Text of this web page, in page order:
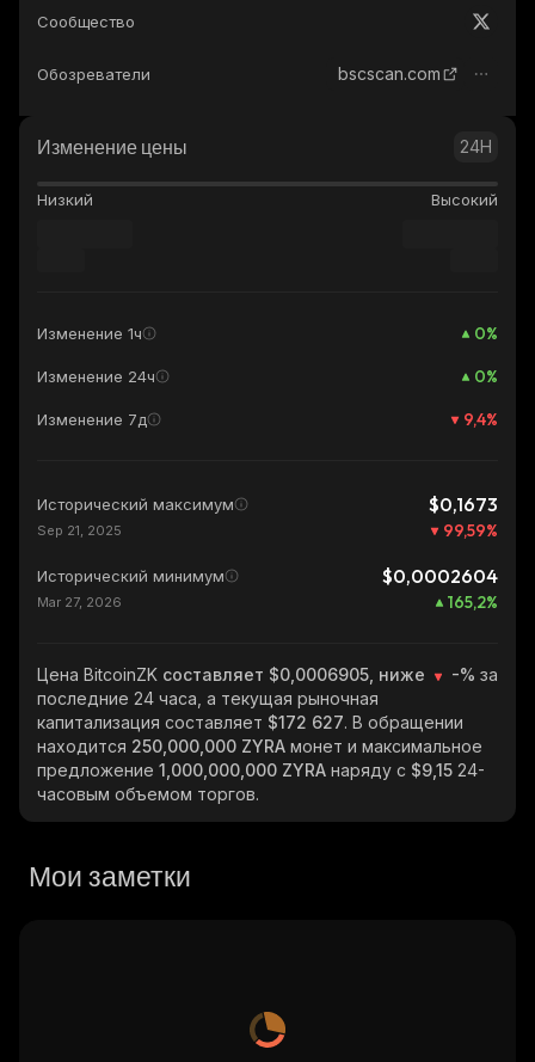
Сообщество
Обозреватели bscscan.com
Изменение цены 24H
Низкий Высокий
Изменение 1ч 0%
Изменение 24ч 0%
Изменение 7д 9,4%
Исторический максимум $0,1673
Sep 21, 2025 99,59%
Исторический минимум $0,0002604
Mar 27, 2026 165,2%
Цена BitcoinZK составляет $0,0006905, ниже -% за
последние 24 часа, а текущая рыночная
капитализация составляет $172 627. В обращении
находится 250,000,000 ZYRA монет и максимальное
предложение 1,000,000,000 ZYRA наряду с $9,15 24-
часовым объемом торгов.
Мои заметки